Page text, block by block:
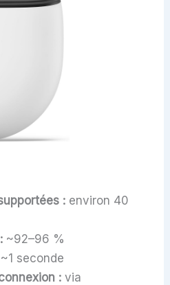
:environ 40
~92–96 %
seconde
:via